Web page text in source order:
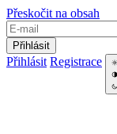
Přeskočit na obsah
Přihlásit
Přihlásit Registrace